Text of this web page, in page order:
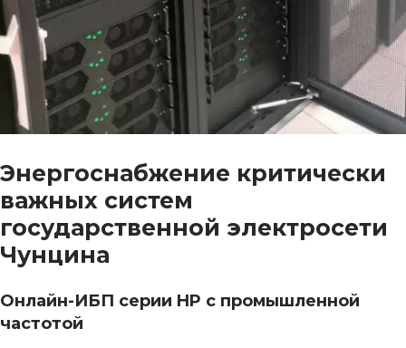
Энергоснабжение критически
важных систем
государственной электросети
Чунцина
Онлайн-ИБП серии HP с промышленной
частотой